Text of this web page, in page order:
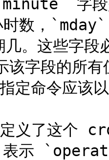
字
时数，
。这些字段
字段的所
命令应该以
义了这个
示